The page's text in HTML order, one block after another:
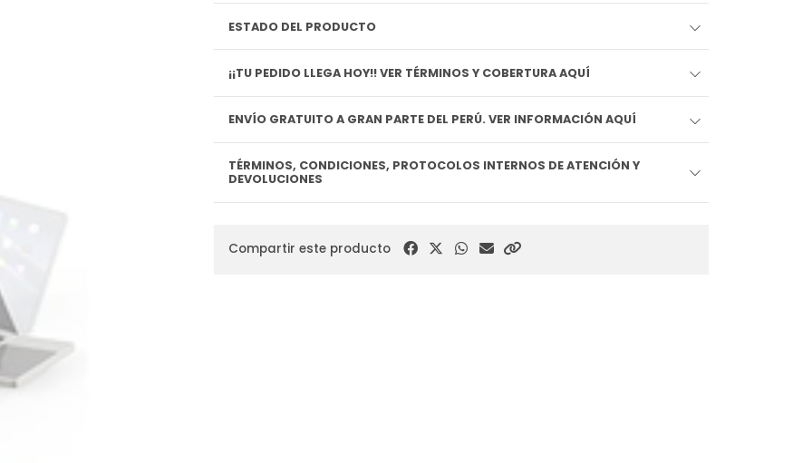
ESTADO DEL PRODUCTO
¡¡TU PEDIDO LLEGA HOY!! VER TÉRMINOS Y COBERTURA AQUÍ
ENVÍO GRATUITO A GRAN PARTE DEL PERÚ. VER INFORMACIÓN AQUÍ
TÉRMINOS, CONDICIONES, PROTOCOLOS INTERNOS DE ATENCIÓN Y
DEVOLUCIONES
Compartir este producto